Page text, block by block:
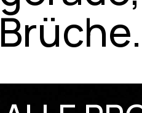
Brüche.